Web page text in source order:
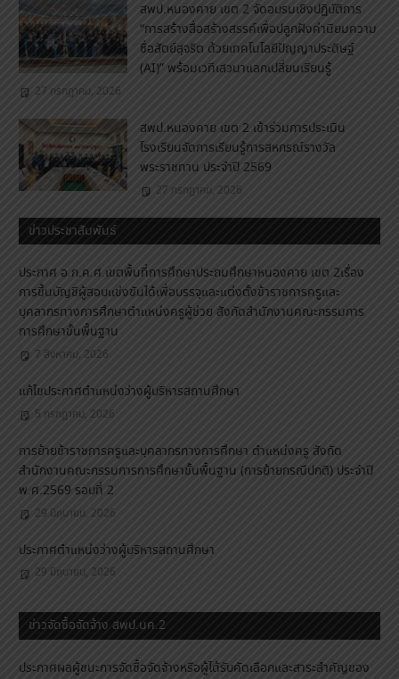
สพป.หนองคาย เขต 2 จัดอบรมเชิงปฏิบัติการ
“การสร้างสื่อสร้างสรรค์เพื่อปลูกฝังค่านิยมความ
ซื่อสัตย์สุจริต ด้วยเทคโนโลยีปัญญาประดิษฐ์
(AI)” พร้อมเวทีเสวนาแลกเปลี่ยนเรียนรู้
27 กรกฎาคม, 2026
สพป.หนองคาย เขต 2 เข้าร่วมการประเมิน
โรงเรียนจัดการเรียนรู้การสหกรณ์รางวัล
พระราชทาน ประจำปี 2569
27 กรกฎาคม, 2026
ข่าวประชาสัมพันธ์
ประกาศ อ.ก.ค.ศ.เขตพื้นที่การศึกษาประถมศึกษาหนองคาย เขต 2เรื่อง
การขึ้นบัญชีผู้สอบแข่งขันได้เพื่อบรรจุและแต่งตั้งข้าราชการครูและ
บุคลากรทางการศึกษาตำแหน่งครูผู้ช่วย สังกัดสำนักงานคณะกรรมการ
การศึกษาขั้นพื้นฐาน
7 สิงหาคม, 2026
แก้ไขประกาศตำแหน่งว่างผู้บริหารสถานศึกษา
5 กรกฎาคม, 2026
การย้ายข้าราชการครูและบุคลากรทางการศึกษา ตำแหน่งครู สังกัด
สำนักงานคณะกรรมการการศึกษาขั้นพื้นฐาน (การย้ายกรณีปกติ) ประจำปี
พ.ศ.2569 รอบที่ 2
29 มิถุนายน, 2026
ประกาศตำแหน่งว่างผู้บริหารสถานศึกษา
29 มิถุนายน, 2026
ข่าวจัดซื้อจัดจ้าง สพป.นค.2
ประกาศผลผู้ชนะการจัดซื้อจัดจ้างหรือผู้ได้รับคัดเลือกและสาระสำคัญของ